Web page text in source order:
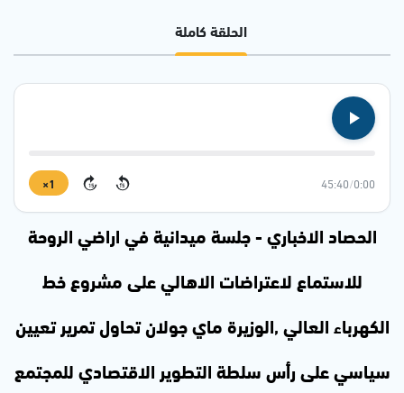
الحلقة كاملة
0:00
/
45:40
15
15
1×
الحصاد الاخباري - جلسة ميدانية في اراضي الروحة
للاستماع لاعتراضات الاهالي على مشروع خط
الكهرباء العالي ,الوزيرة ماي جولان تحاول تمرير تعيين
سياسي على رأس سلطة التطوير الاقتصادي للمجتمع